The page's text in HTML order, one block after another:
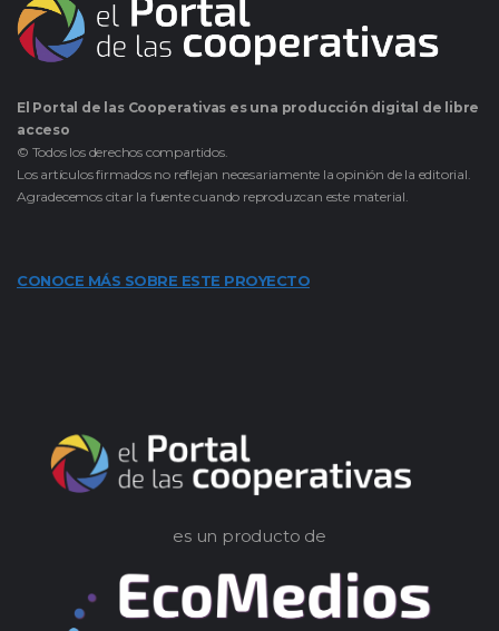
El Portal de las Cooperativas es una producción digital de libre
acceso
© Todos los derechos compartidos.
Los artículos firmados no reflejan necesariamente la opinión de la editorial.
Agradecemos citar la fuente cuando reproduzcan este material.
CONOCE MÁS SOBRE ESTE PROYECTO
es un producto de